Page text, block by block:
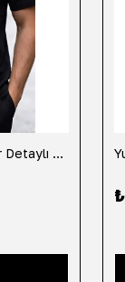
Yuvarlak Yaka Küçük Fügür Detaylı Tişört-Siyah